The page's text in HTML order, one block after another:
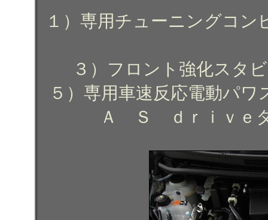
１）専用チューニングコ
３）フロント強化スタ
５）専用車速反応電動パ
Ａ Ｓ ｄｒｉｖｅ